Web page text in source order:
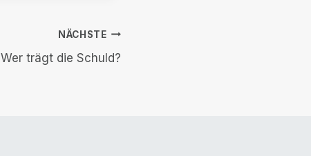
NÄCHSTE
Wer trägt die Schuld?